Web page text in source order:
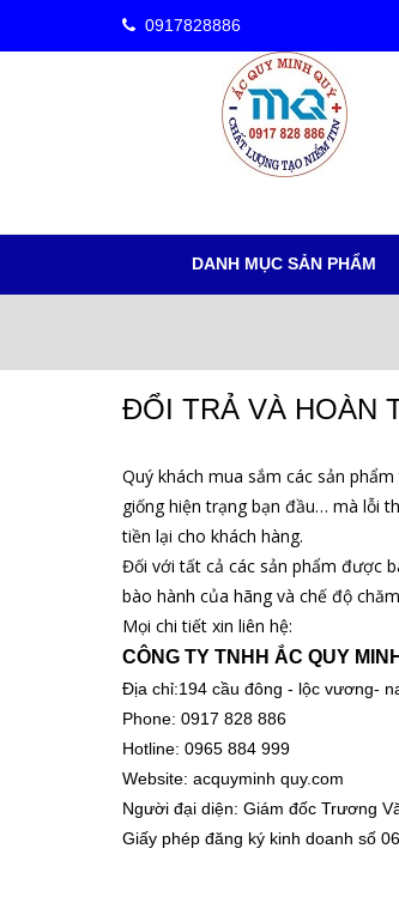
0917828886
DANH MỤC SẢN PHẨM
ĐỔI TRẢ VÀ HOÀN
Quý khách mua sắm các sản phẩm
giống hiện trạng bạn đầu… mà lỗi
tiền lại cho khách hàng.
Đối với tất cả các sản phẩm được
bào hành của hãng và chế độ
Mọi chi tiết xin liên hệ:
CÔNG TY TNHH ẮC QUY
Địa chỉ:194 cầu đông - lộc vương-
Phone: 0917 828 886
Hotline: 0965 884 999
Website: acquyminh quy.com
Người đại diện: Giám đốc Trương
Giấy phép đăng ký kinh doanh số